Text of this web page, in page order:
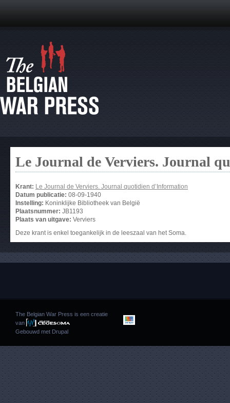
Le Journal de Verviers. Journal
Krant: Le Journal de Verviers. Journal quotidien d’Information
Datum publicatie: 08-09-1940
Instelling: Koninklijke Bibliotheek van België
Plaatsnummer: JB1193
Plaats van uitgave: Verviers
Deze krant is enkel toegankelijk in de leeszaal van het Soma.
The Belgian War Press is een creatie
van
Gebouwd met Drupal